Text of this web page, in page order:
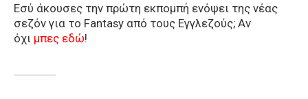
Εσύ άκουσες την πρώτη εκπομπή ενόψει της νέας
σεζόν για το Fantasy από τους Εγγλεζούς; Αν
όχι μπες εδώ!